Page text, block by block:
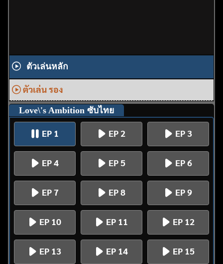
ตัวเล่นหลัก
ตัวเล่น รอง
Love\'s Ambition ซับไทย
EP 1 EP 2 EP 3
EP 4 EP 5 EP 6
EP 7 EP 8 EP 9
EP 10 EP 11 EP 12
EP 13 EP 14 EP 15